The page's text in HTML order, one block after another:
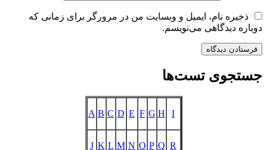
ذخیره نام، ایمیل و وبسایت من در مرورگر برای زمانی که
دوباره دیدگاهی می‌نویسم.
جستجوی تست‌ها
I
H
G
F
E
D
C
B
A
R
Q
P
O
N
M
L
K
J